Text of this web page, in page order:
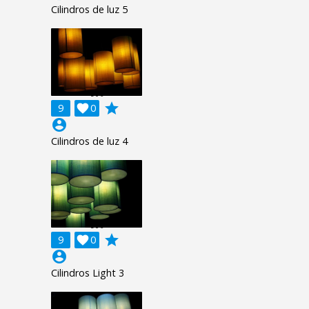
Cilindros de luz 5
9 0

grade
account_circle
Cilindros de luz 4
9 0

grade
account_circle
Cilindros Light 3